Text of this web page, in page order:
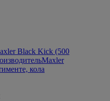
Black Kick (500
Maxler
кола